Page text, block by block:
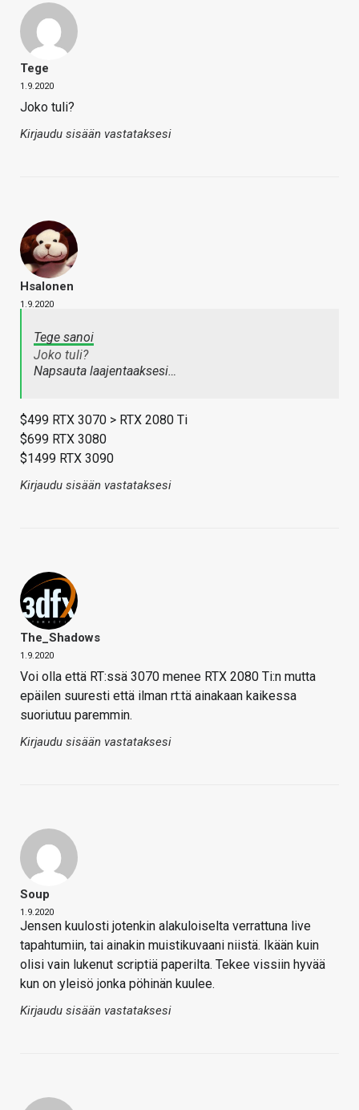
Tege
1.9.2020
Joko tuli?
Kirjaudu sisään vastataksesi
Hsalonen
1.9.2020
Tege sanoi
Joko tuli?
Napsauta laajentaaksesi…
$499 RTX 3070 > RTX 2080 Ti
$699 RTX 3080
$1499 RTX 3090
Kirjaudu sisään vastataksesi
The_Shadows
1.9.2020
Voi olla että RT:ssä 3070 menee RTX 2080 Ti:n mutta
epäilen suuresti että ilman rt:tä ainakaan kaikessa
suoriutuu paremmin.
Kirjaudu sisään vastataksesi
Soup
1.9.2020
Jensen kuulosti jotenkin alakuloiselta verrattuna live
tapahtumiin, tai ainakin muistikuvaani niistä. Ikään kuin
olisi vain lukenut scriptiä paperilta. Tekee vissiin hyvää
kun on yleisö jonka pöhinän kuulee.
Kirjaudu sisään vastataksesi